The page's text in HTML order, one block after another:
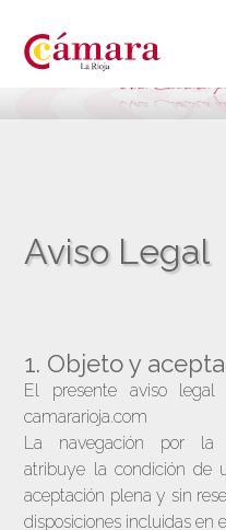
Aviso Legal
1. Objeto y
El presente aviso
camararioja.com
La navegación por la
atribuye la condición de
aceptación plena y sin
disposiciones incluidas en